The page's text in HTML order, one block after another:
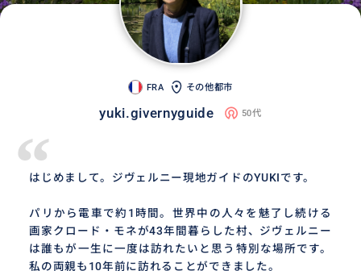
FRA その他都市
yuki.givernyguide 50代
“
はじめまして。ジヴェルニー現地ガイドのYUKIです。
パリから電車で約1時間。世界中の人々を魅了し続ける
画家クロード・モネが43年間暮らした村、ジヴェルニー
は誰もが一生に一度は訪れたいと思う特別な場所です。
私の両親も10年前に訪れることができました。